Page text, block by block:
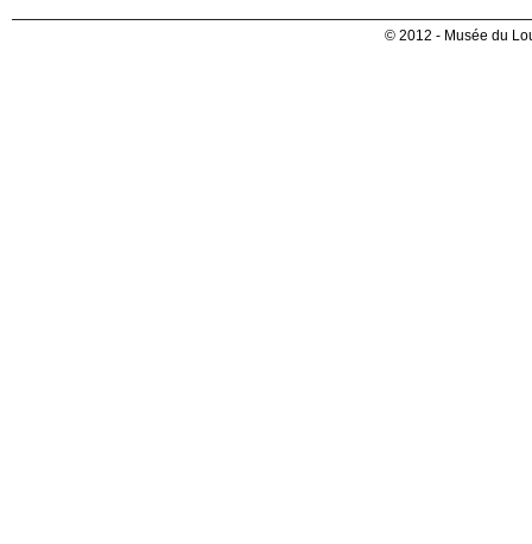
© 2012 - Musée du